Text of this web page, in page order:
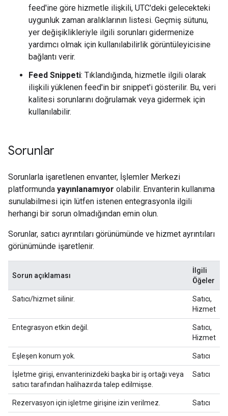
feed'ine göre hizmetle ilişkili, UTC'deki gelecekteki
uygunluk zaman aralıklarının listesi. Geçmiş sütunu,
yer değişiklikleriyle ilgili sorunları gidermenize
yardımcı olmak için kullanılabilirlik görüntüleyicisine
bağlantı verir.
Feed Snippeti: Tıklandığında, hizmetle ilgili olarak
ilişkili yüklenen feed'in bir snippet'i gösterilir. Bu, veri
kalitesi sorunlarını doğrulamak veya gidermek için
kullanılabilir.
Sorunlar
Sorunlarla işaretlenen envanter, İşlemler Merkezi
platformunda yayınlanamıyor olabilir. Envanterin kullanıma
sunulabilmesi için lütfen istenen entegrasyonla ilgili
herhangi bir sorun olmadığından emin olun.
Sorunlar, satıcı ayrıntıları görünümünde ve hizmet ayrıntıları
görünümünde işaretlenir.
Sorun açıklaması
İlgili
Öğeler
Satıcı/hizmet silinir.
Satıcı,
Hizmet
Entegrasyon etkin değil.
Satıcı,
Hizmet
Eşleşen konum yok. Satıcı
İşletme girişi, envanterinizdeki başka bir iş ortağı veya
satıcı tarafından halihazırda talep edilmişse.
Satıcı
Rezervasyon için işletme girişine izin verilmez. Satıcı